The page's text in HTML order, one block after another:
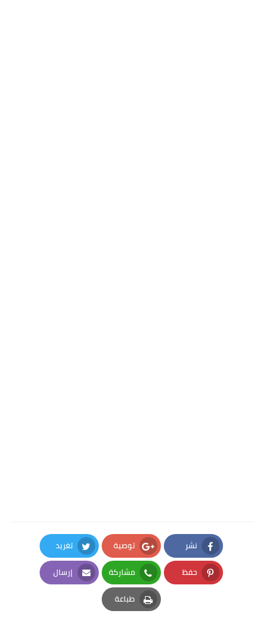
نشر
Facebook
توصية
Google Plus
تغريد
Twitter
حفظ
Pinterest
مشاركة
Whatsapp
إرسال
Email
طباعة
Print